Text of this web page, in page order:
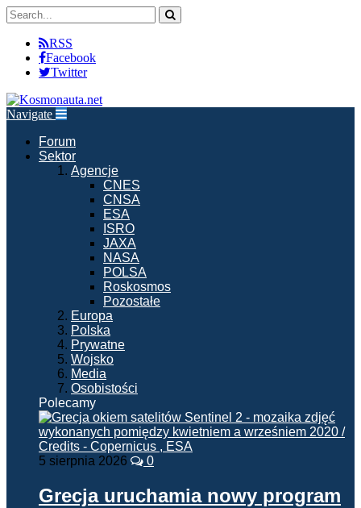
RSS
Facebook
Twitter
Navigate
Forum
Sektor
Agencje
CNES
CNSA
ESA
ISRO
JAXA
NASA
POLSA
Roskosmos
Pozostałe
Europa
Polska
Prywatne
Wojsko
Media
Osobistości
Polecamy
5 sierpnia 2026 0
Grecja uruchamia nowy program